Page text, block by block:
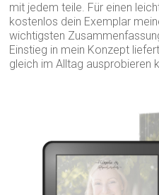
mit jedem teile. Für einen
kostenlos dein Exemplar
wichtigsten
Einstieg in mein Konzept
gleich im Alltag ausprobieren